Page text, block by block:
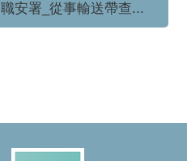
職安署_從事輸送帶查...